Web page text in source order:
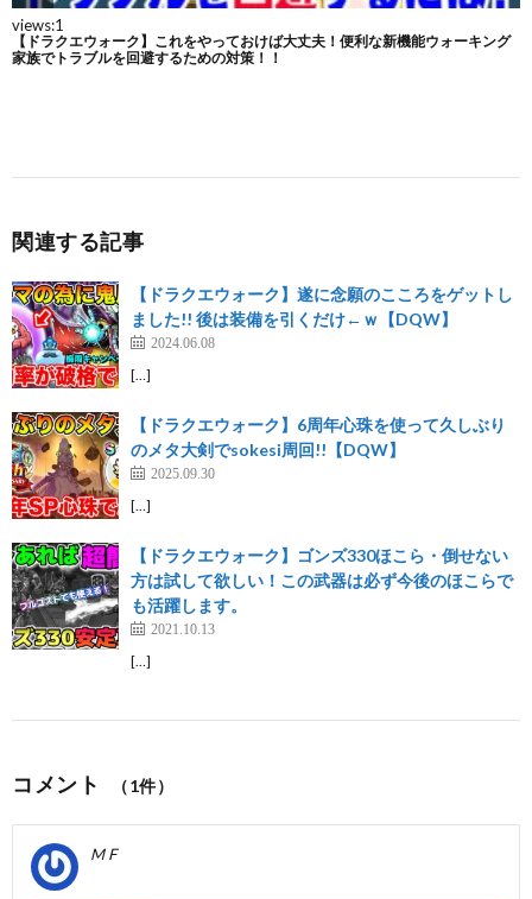
関連する記事
【ドラクエウォーク】遂に念願のこころをゲットし
ました!! 後は装備を引くだけ←ｗ【DQW】
2024.06.08
[…]
【ドラクエウォーク】6周年心珠を使って久しぶり
のメタ大剣でsokesi周回!!【DQW】
2025.09.30
[…]
【ドラクエウォーク】ゴンズ330ほこら・倒せない
方は試して欲しい！この武器は必ず今後のほこらで
も活躍します。
2021.10.13
[…]
コメント （1件）
M F